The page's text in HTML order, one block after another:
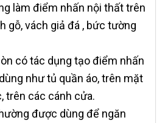
làm điểm nhấn nội thất trên
gỗ, vách giả đá , bức tường
có tác dụng tạo điểm nhấn
như tủ quần áo, trên mặt
trên các cánh cửa.
được dùng để ngăn